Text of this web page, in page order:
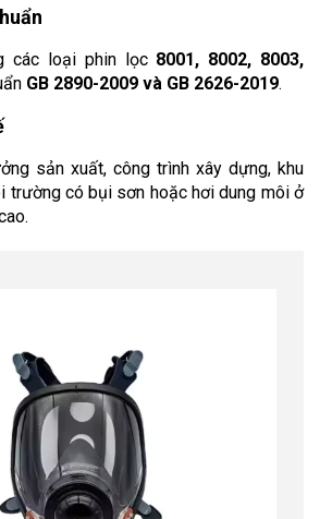
các loại phin lọc 8001, 8002, 8003,
GB 2890-2009 và GB 2626-2019.
sản xuất, công trình xây dựng, khu
trường có bụi sơn hoặc hơi dung môi ở